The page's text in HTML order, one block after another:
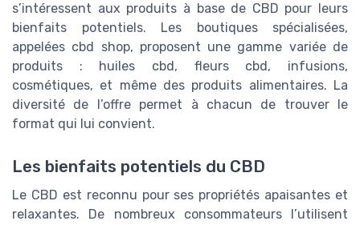
s’intéressent aux produits à base de CBD pour leurs
bienfaits potentiels. Les boutiques spécialisées,
appelées cbd shop, proposent une gamme variée de
produits : huiles cbd, fleurs cbd, infusions,
cosmétiques, et même des produits alimentaires. La
diversité de l’offre permet à chacun de trouver le
format qui lui convient.
Les bienfaits potentiels du CBD
Le CBD est reconnu pour ses propriétés apaisantes et
relaxantes. De nombreux consommateurs l’utilisent